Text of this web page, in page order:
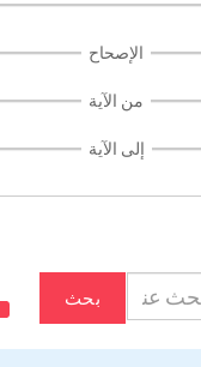
الإصحاح
من الآية
إلى الآية
بحث